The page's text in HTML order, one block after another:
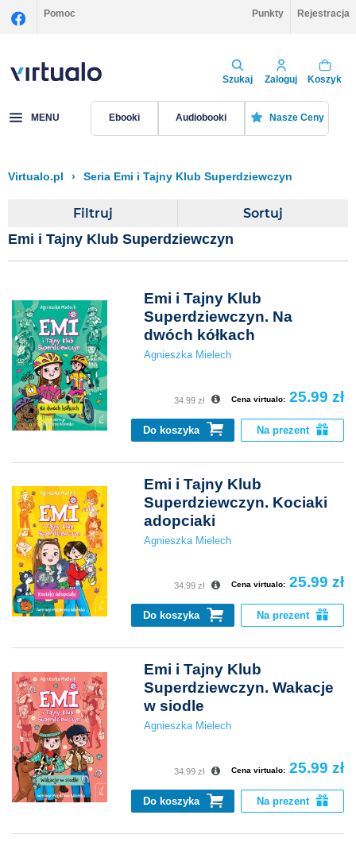
Pomoc Punkty Rejestracja
Szukaj Zaloguj Koszyk
MENU Ebooki Audiobooki Nasze Ceny
Virtualo.pl › Seria Emi i Tajny Klub Superdziewczyn
Filtruj Sortuj
Emi i Tajny Klub Superdziewczyn
Emi i Tajny Klub
Superdziewczyn. Na
dwóch kółkach
Agnieszka Mielech
Cena virtualo: 25.99 zł
34.99 zł
Do koszyka Na prezent
Emi i Tajny Klub
Superdziewczyn. Kociaki
adopciaki
Agnieszka Mielech
Cena virtualo: 25.99 zł
34.99 zł
Do koszyka Na prezent
Emi i Tajny Klub
Superdziewczyn. Wakacje
w siodle
Agnieszka Mielech
Cena virtualo: 25.99 zł
34.99 zł
Do koszyka Na prezent